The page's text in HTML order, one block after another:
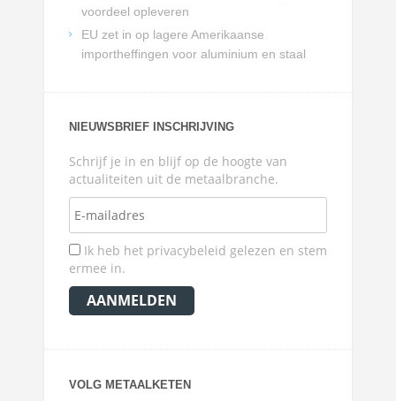
voordeel opleveren
EU zet in op lagere Amerikaanse
importheffingen voor aluminium en staal
NIEUWSBRIEF INSCHRIJVING
Schrijf je in en blijf op de hoogte van
actualiteiten uit de metaalbranche.
Ik heb het privacybeleid gelezen en stem
ermee in.
VOLG METAALKETEN